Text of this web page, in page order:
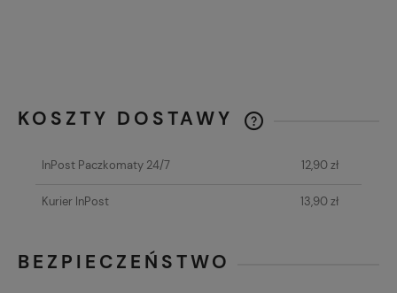
KOSZTY DOSTAWY
InPost Paczkomaty 24/7 12,90 zł
Kurier InPost 13,90 zł
BEZPIECZEŃSTWO